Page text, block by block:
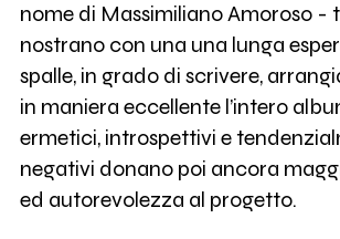
nome di Massimiliano Amoroso -
nostrano con una una lunga
spalle, in grado di scrivere,
in maniera eccellente l’intero
ermetici, introspettivi e
negativi donano poi ancora
ed autorevolezza al progetto.